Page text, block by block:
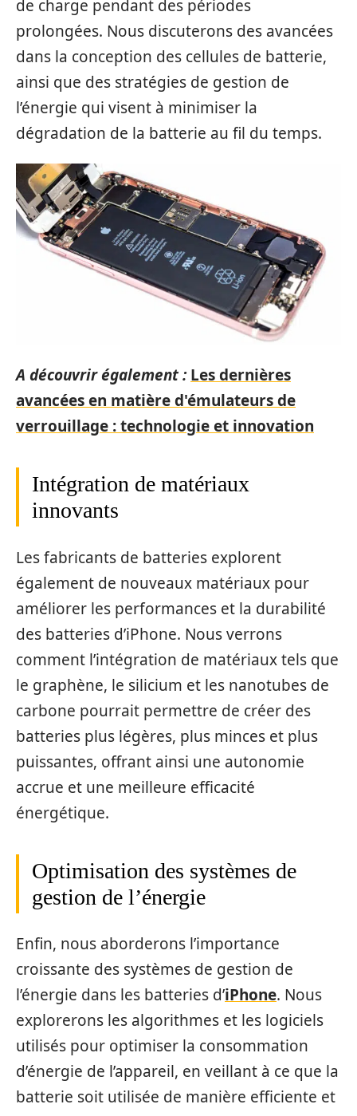
de charge pendant des périodes
prolongées. Nous discuterons des avancées
dans la conception des cellules de batterie,
ainsi que des stratégies de gestion de
l’énergie qui visent à minimiser la
dégradation de la batterie au fil du temps.
A découvrir également : Les dernières
avancées en matière d'émulateurs de
verrouillage : technologie et innovation
Intégration de matériaux
innovants
Les fabricants de batteries explorent
également de nouveaux matériaux pour
améliorer les performances et la durabilité
des batteries d’iPhone. Nous verrons
comment l’intégration de matériaux tels que
le graphène, le silicium et les nanotubes de
carbone pourrait permettre de créer des
batteries plus légères, plus minces et plus
puissantes, offrant ainsi une autonomie
accrue et une meilleure efficacité
énergétique.
Optimisation des systèmes de
gestion de l’énergie
Enfin, nous aborderons l’importance
croissante des systèmes de gestion de
l’énergie dans les batteries d’iPhone. Nous
explorerons les algorithmes et les logiciels
utilisés pour optimiser la consommation
d’énergie de l’appareil, en veillant à ce que la
batterie soit utilisée de manière efficiente et